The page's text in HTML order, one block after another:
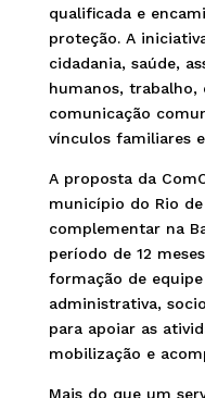
qualificada e
proteção. A
cidadania, saúde,
humanos, trabalho,
comunicação
vínculos familiares
A proposta da
município do Rio
complementar na
período de 12
formação de
administrativa,
para apoiar as
mobilização e
Mais do que um